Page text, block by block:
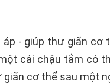
- giúp thư giãn cơ
cái chậu tắm có
cơ thể sau một